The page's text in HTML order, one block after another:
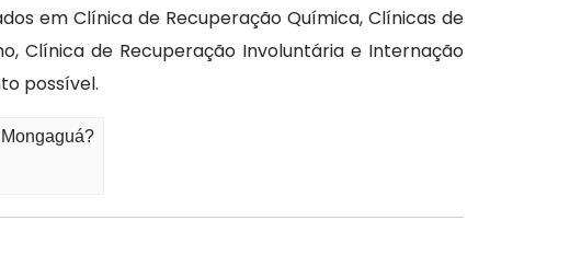
em Clínica de Recuperação Química, Clínicas de
Clínica de Recuperação Involuntária e Internação
possível.